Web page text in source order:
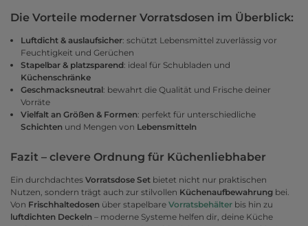
Die Vorteile moderner Vorratsdosen im Überblick:
Luftdicht & auslaufsicher: schützt Lebensmittel zuverlässig vor
Feuchtigkeit und Gerüchen
Stapelbar & platzsparend: ideal für Schubladen und
Küchenschränke
Geschmacksneutral: bewahrt die Qualität und Frische deiner
Vorräte
Vielfalt an Größen & Formen: perfekt für unterschiedliche
Schichten und Mengen von Lebensmitteln
Fazit – clevere Ordnung für Küchenliebhaber
Ein durchdachtes Vorratsdose Set bietet nicht nur praktischen
Nutzen, sondern trägt auch zur stilvollen Küchenaufbewahrung bei.
Von Frischhaltedosen über stapelbare Vorratsbehälter bis hin zu
luftdichten Deckeln – moderne Systeme helfen dir, deine Küche